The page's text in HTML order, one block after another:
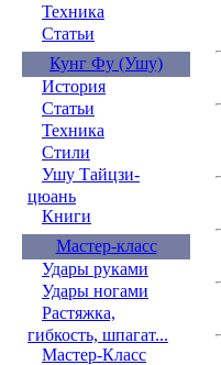
Техника
Статьи
Кунг Фу (Ушу)
История
Статьи
Техника
Стили
Ушу Тайцзи-
цюань
Книги
Мастер-класс
Удары руками
Удары ногами
Растяжка,
гибкость, шпагат...
Мастер-Класс